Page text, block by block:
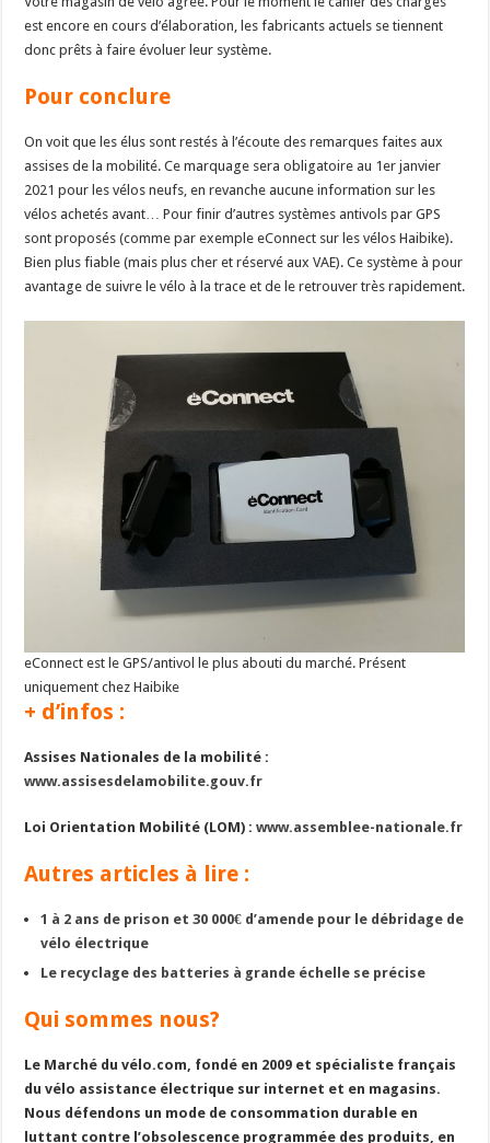
est encore en cours d’élaboration, les fabricants actuels se tiennent
donc prêts à faire évoluer leur système.
Pour conclure
On voit que les élus sont restés à l’écoute des remarques faites aux
assises de la mobilité. Ce marquage sera obligatoire au 1er janvier
2021 pour les vélos neufs, en revanche aucune information sur les
vélos achetés avant… Pour finir d’autres systèmes antivols par GPS
sont proposés (comme par exemple eConnect sur les vélos Haibike).
Bien plus fiable (mais plus cher et réservé aux VAE). Ce système à pour
avantage de suivre le vélo à la trace et de le retrouver très rapidement.
eConnect est le GPS/antivol le plus abouti du marché. Présent
uniquement chez Haibike
+ d’infos :
Assises Nationales de la mobilité :
www.assisesdelamobilite.gouv.fr
Loi Orientation Mobilité (LOM) :www.assemblee-nationale.fr
Autres articles à lire :
1 à 2 ans de prison et 30 000€ d’amende pour le débridage de
vélo électrique
Le recyclage des batteries à grande échelle se précise
Qui sommes nous?
Le Marché du vélo.com, fondé en 2009 et spécialiste français
du vélo assistance électrique sur internet et en magasins.
Nous défendons un mode de consommation durable en
luttant contre l’obsolescence programmée des produits, en